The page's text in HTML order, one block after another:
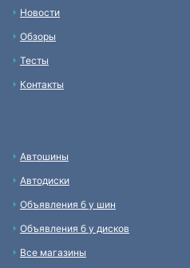
Новости
Обзоры
Тесты
Контакты
Автошины
Автодиски
Объявления б у шин
Объявления б у дисков
Все магазины